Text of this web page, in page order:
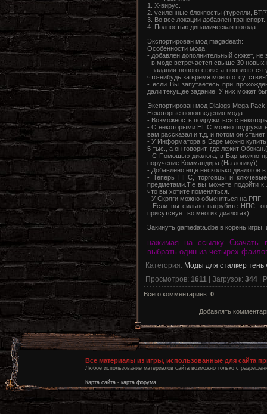
1. X-вирус.
2. усиленные блокпосты (турелли,
3. Во все локации добавлен транспорт.
4. Полностью динамическая погода.
Экспортирован мод magadeath:
Особенности мода:
- добавлен дополнительный сюжет,
- в моде встречается свыше 30 новых
- задания нового сюжета
что-нибудь за время моего
- если Вы запутаетесь при
дали текущее задание. У них может
Экспортирован мод Dialogs Mega Pack
Некоторые нововведения мода:
- Возможность подружиться с
- С некоторыми НПС можно
вам рассказал и т.д, и потом он
- У Информатора в Баре можно
5 тыс., а он говорит, где лежит
- С Помощью диалога, в Бар можно
поручение Коммандира.(На логику))
- Добавлено еще несколько диалогов
- Теперь НПС, торговцы и ключевые
предметами.Т.е вы можете подойти
что вы хотите поменяться.
- У Скряги можно обменяться на РПГ -
- Если вы сильно нагрубите НПС,
присутсвует во многих диалогах)
Закинуть gamedata.dbe в корень
нажимая на ссылку Скачать
выбрать один из четырех
Категория: Моды для сталкер тень
Просмотров: 1611 | Загрузок: 344|
Всего комментариев: 0
Добавлять
Все материалы из игры, использованные для сайта
Любое использование материалов сайта возможно только с
Карта сайта - карта форума